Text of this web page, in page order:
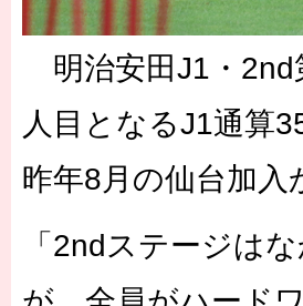
明治安田J1・2nd
人目となるJ1通算
昨年8月の仙台加
「2ndステージは